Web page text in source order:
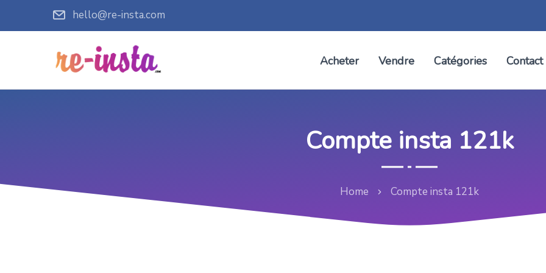
hello@re-insta.com
Acheter Vendre Catégories Contact
Compte insta 121k
Home Compte insta 121k